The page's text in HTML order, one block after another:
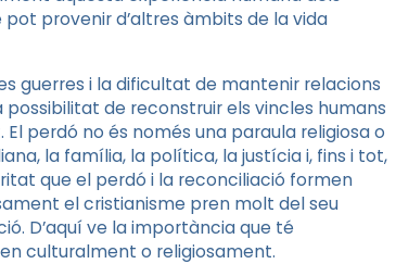
pot provenir d’altres àmbits de la vida
guerres i la dificultat de mantenir relacions
de reconstruir els vincles humans
perdó no és només una paraula religiosa o
la família, la política, la justícia i, fins i tot,
que el perdó i la reconciliació formen
el cristianisme pren molt del seu
D’aquí ve la importància que té
culturalment o religiosament.